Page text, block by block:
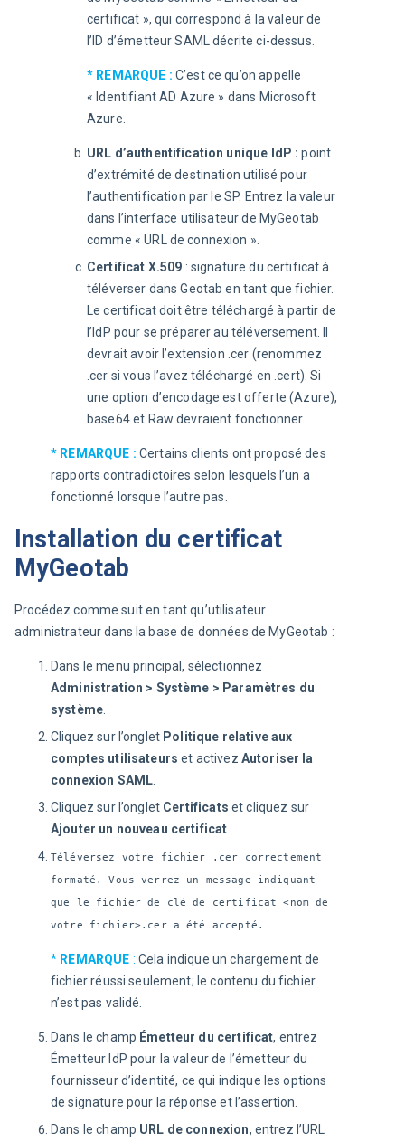
certificat », qui correspond à la valeur de
l’ID d’émetteur SAML décrite ci-dessus.
* REMARQUE : C’est ce qu’on appelle
« Identifiant AD Azure » dans Microsoft
Azure.
URL d’authentification unique IdP :point
d’extrémité de destination utilisé pour
l’authentification par le SP. Entrez la valeur
dans l’interface utilisateur de MyGeotab
comme « URL de connexion ».
Certificat X.509 : signature du certificat à
téléverser dans Geotab en tant que fichier.
Le certificat doit être téléchargé à partir de
l’IdP pour se préparer au téléversement. Il
devrait avoir l’extension .cer (renommez
.cer si vous l’avez téléchargé en .cert). Si
une option d’encodage est offerte (Azure),
base64 et Raw devraient fonctionner.
* REMARQUE : Certains clients ont proposé des
rapports contradictoires selon lesquels l’un a
fonctionné lorsque l’autre pas.
Installation du certificat
MyGeotab
Procédez comme suit en tant qu’utilisateur
administrateur dans la base de données de MyGeotab :
Dans le menu principal, sélectionnez
Administration > Système > Paramètres du
système
Cliquez sur l’onglet Politique relative aux
comptes utilisateurs et activez Autoriser la
connexion SAML
Cliquez sur l’onglet Certificats et cliquez sur
Ajouter un nouveau certificat
Téléversez votre fichier .cer correctement
formaté. Vous verrez un message indiquant
que le fichier de clé de certificat <nom de
votre fichier>.cer a été accepté.
* REMARQUE : Cela indique un chargement de
fichier réussi seulement; le contenu du fichier
n’est pas validé.
Dans le champ Émetteur du certificat, entrez
Émetteur IdP pour la valeur de l’émetteur du
fournisseur d’identité, ce qui indique les options
de signature pour la réponse et l’assertion.
Dans le champ URL de connexion, entrez l’URL